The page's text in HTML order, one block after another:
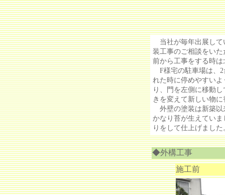
当社が毎年出展して
装工事のご相談をい
前から工事をする時
F様宅の駐車場は、2
れた時に停めやすい
り、門を左側に移動
きを変えて新しい物
外壁の塗装は新築以
かなり苔が生えてい
りをして仕上げました
◆外構工事
施工前